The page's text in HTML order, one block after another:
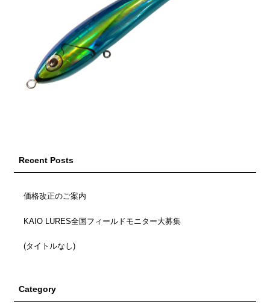
Recent Posts
価格改正のご案内
KAIO LURES全国フィールドモニター大募集
(タイトルなし)
Category